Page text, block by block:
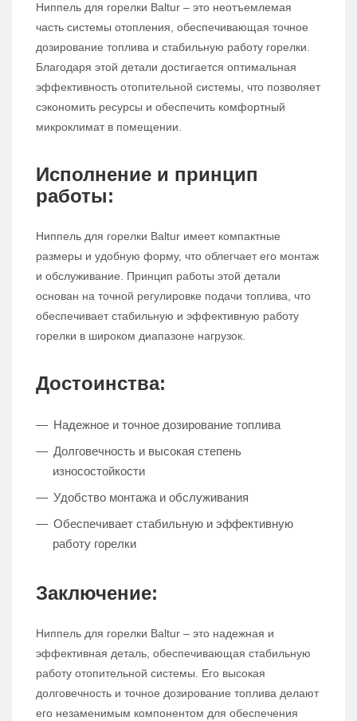
Ниппель для горелки Baltur – это неотъемлемая
часть системы отопления, обеспечивающая точное
дозирование топлива и стабильную работу горелки.
Благодаря этой детали достигается оптимальная
эффективность отопительной системы, что позволяет
сэкономить ресурсы и обеспечить комфортный
микроклимат в помещении.
Исполнение и принцип
работы:
Ниппель для горелки Baltur имеет компактные
размеры и удобную форму, что облегчает его монтаж
и обслуживание. Принцип работы этой детали
основан на точной регулировке подачи топлива, что
обеспечивает стабильную и эффективную работу
горелки в широком диапазоне нагрузок.
Достоинства:
Надежное и точное дозирование топлива
Долговечность и высокая степень
износостойкости
Удобство монтажа и обслуживания
Обеспечивает стабильную и эффективную
работу горелки
Заключение:
Ниппель для горелки Baltur – это надежная и
эффективная деталь, обеспечивающая стабильную
работу отопительной системы. Его высокая
долговечность и точное дозирование топлива делают
его незаменимым компонентом для обеспечения